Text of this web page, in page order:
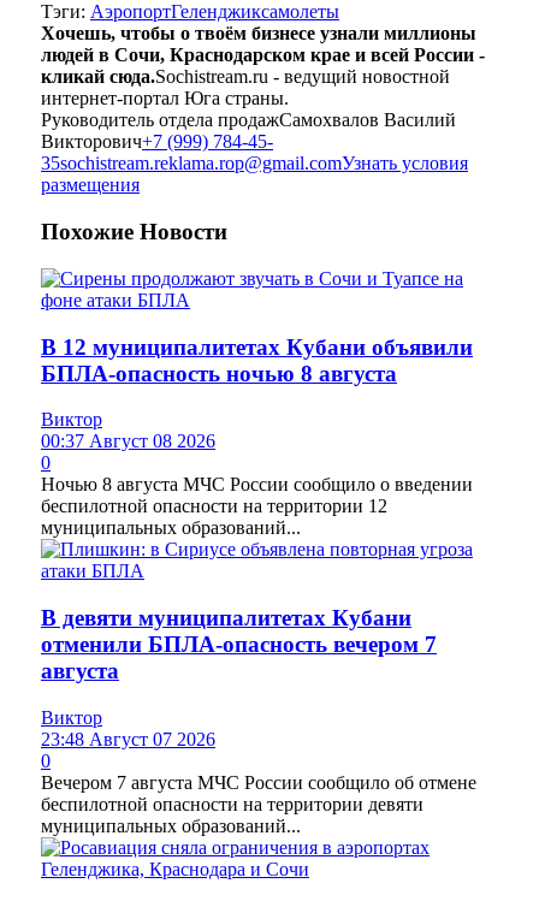
Тэги: АэропортГеленджиксамолеты
Хочешь, чтобы о твоём бизнесе узнали миллионы
людей в Сочи, Краснодарском крае и всей России -
кликай сюда.Sochistream.ru - ведущий новостной
интернет-портал Юга страны.
Руководитель отдела продажСамохвалов Василий
Викторович+7 (999) 784-45-
35sochistream.reklama.rop@gmail.comУзнать условия
размещения
Похожие Новости
В 12 муниципалитетах Кубани объявили
БПЛА-опасность ночью 8 августа
Виктор
00:37 Август 08 2026
0
Ночью 8 августа МЧС России сообщило о введении
беспилотной опасности на территории 12
муниципальных образований...
В девяти муниципалитетах Кубани
отменили БПЛА-опасность вечером 7
августа
Виктор
23:48 Август 07 2026
0
Вечером 7 августа МЧС России сообщило об отмене
беспилотной опасности на территории девяти
муниципальных образований...